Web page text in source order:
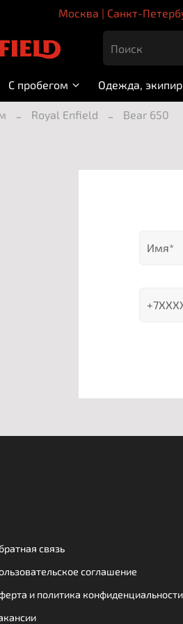
Москва | Санкт-
С пробегом Одежда,
Royal Enfield Bear 650
связь
соглашение
и политика конфиденциальности